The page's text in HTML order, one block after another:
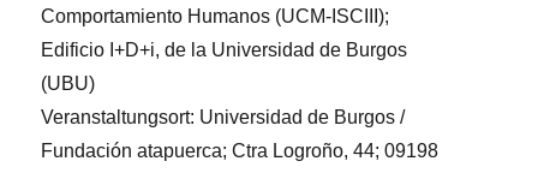
Comportamiento Humanos (UCM-ISCIII);
Edificio I+D+i, de la Universidad de Burgos
(UBU)
Veranstaltungsort: Universidad de Burgos /
Fundación atapuerca; Ctra Logroño, 44; 09198